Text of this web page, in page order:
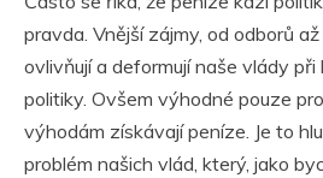
pravda. Vnější zájmy, od odborů
ovlivňují a deformují naše vlády
politiky. Ovšem výhodné pouze
výhodám získávají peníze. Je to
problém našich vlád, který, jako